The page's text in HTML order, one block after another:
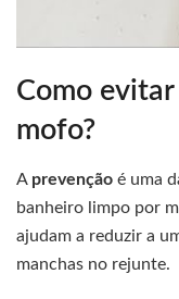
Como
mofo?
A prevenção é uma
banheiro limpo por
ajudam a reduzir a
manchas no rejunte.